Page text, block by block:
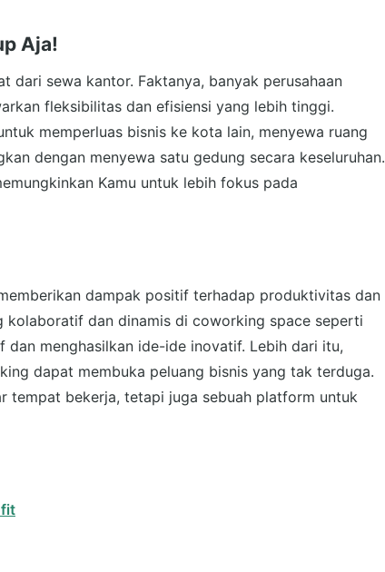
Aja!
dari sewa kantor. Faktanya, banyak perusahaan
fleksibilitas dan efisiensi yang lebih tinggi.
memperluas bisnis ke kota lain, menyewa ruang
dengan menyewa satu gedung secara keseluruhan.
Kamu untuk lebih fokus pada
dampak positif terhadap produktivitas dan
kolaboratif dan dinamis di coworking space seperti
menghasilkan ide-ide inovatif. Lebih dari itu,
dapat membuka peluang bisnis yang tak terduga.
tempat bekerja, tetapi juga sebuah platform untuk